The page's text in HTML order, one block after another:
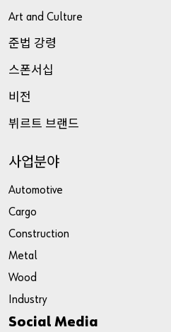
Art and Culture
준법 강령
스폰서십
비전
뷔르트 브랜드
사업분야
Automotive
Cargo
Construction
Metal
Wood
Industry
Social Media